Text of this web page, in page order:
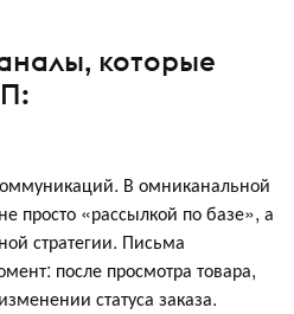
которые
В омниканальной
просто «рассылкой по базе», а
стратегии. Письма
после просмотра товара,
статуса заказа.